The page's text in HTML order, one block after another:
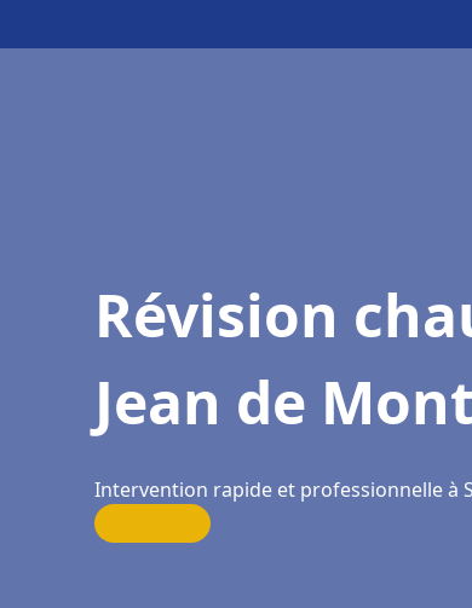
Révision
Jean de
Intervention rapide et professionnelle à